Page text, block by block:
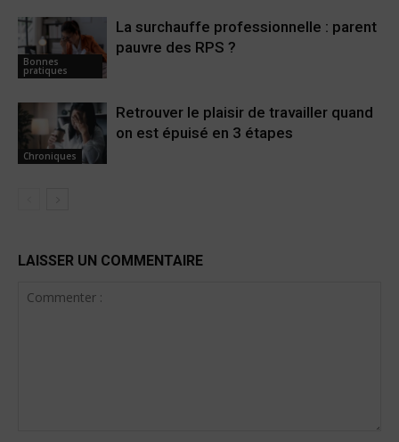
Bonnes
pratiques
La surchauffe professionnelle : parent
pauvre des RPS ?
Chroniques
Retrouver le plaisir de travailler quand
on est épuisé en 3 étapes
LAISSER UN COMMENTAIRE